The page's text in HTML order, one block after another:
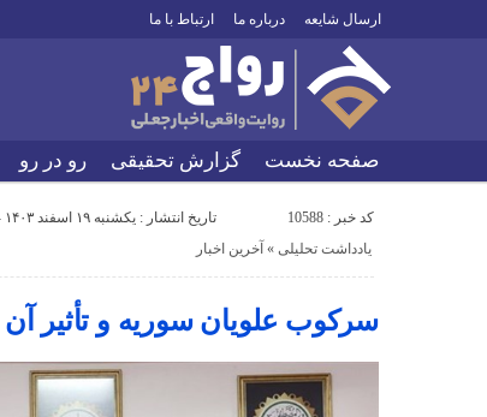
ارسال شایعه درباره ما ارتباط با ما
صفحه نخست گزارش تحقیقی رو در رو
کد خبر : 10588 تاریخ انتشار : یکشنبه ۱۹ اسفند ۱۴۰۳ - ۱۴:۵۲
آخرین اخبار « یادداشت تحلیلی
سرکوب علویان سوریه و تأثیر آن